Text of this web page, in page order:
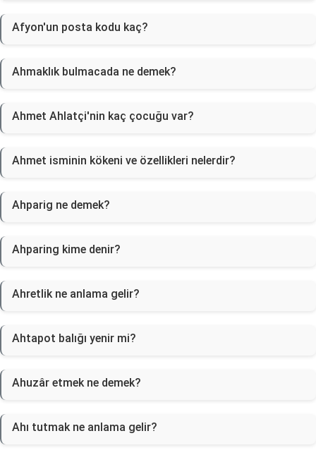
Afyon'un posta kodu kaç?
Ahmaklık bulmacada ne demek?
Ahmet Ahlatçi'nin kaç çocuğu var?
Ahmet isminin kökeni ve özellikleri nelerdir?
Ahparig ne demek?
Ahparing kime denir?
Ahretlik ne anlama gelir?
Ahtapot balığı yenir mi?
Ahuzâr etmek ne demek?
Ahı tutmak ne anlama gelir?